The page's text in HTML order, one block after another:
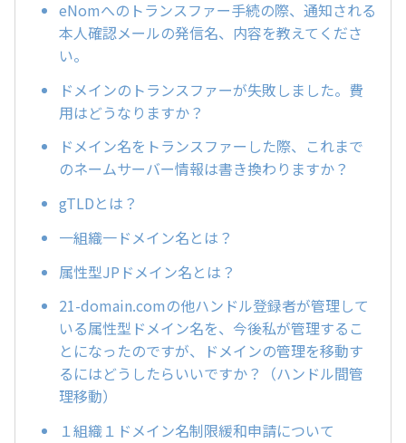
eNomへのトランスファー手続の際、通知される
本人確認メールの発信名、内容を教えてくださ
い。
ドメインのトランスファーが失敗しました。費
用はどうなりますか？
ドメイン名をトランスファーした際、これまで
のネームサーバー情報は書き換わりますか？
gTLDとは？
一組織一ドメイン名とは？
属性型JPドメイン名とは？
21-domain.comの他ハンドル登録者が管理して
いる属性型ドメイン名を、今後私が管理するこ
とになったのですが、ドメインの管理を移動す
るにはどうしたらいいですか？（ハンドル間管
理移動）
１組織１ドメイン名制限緩和申請について